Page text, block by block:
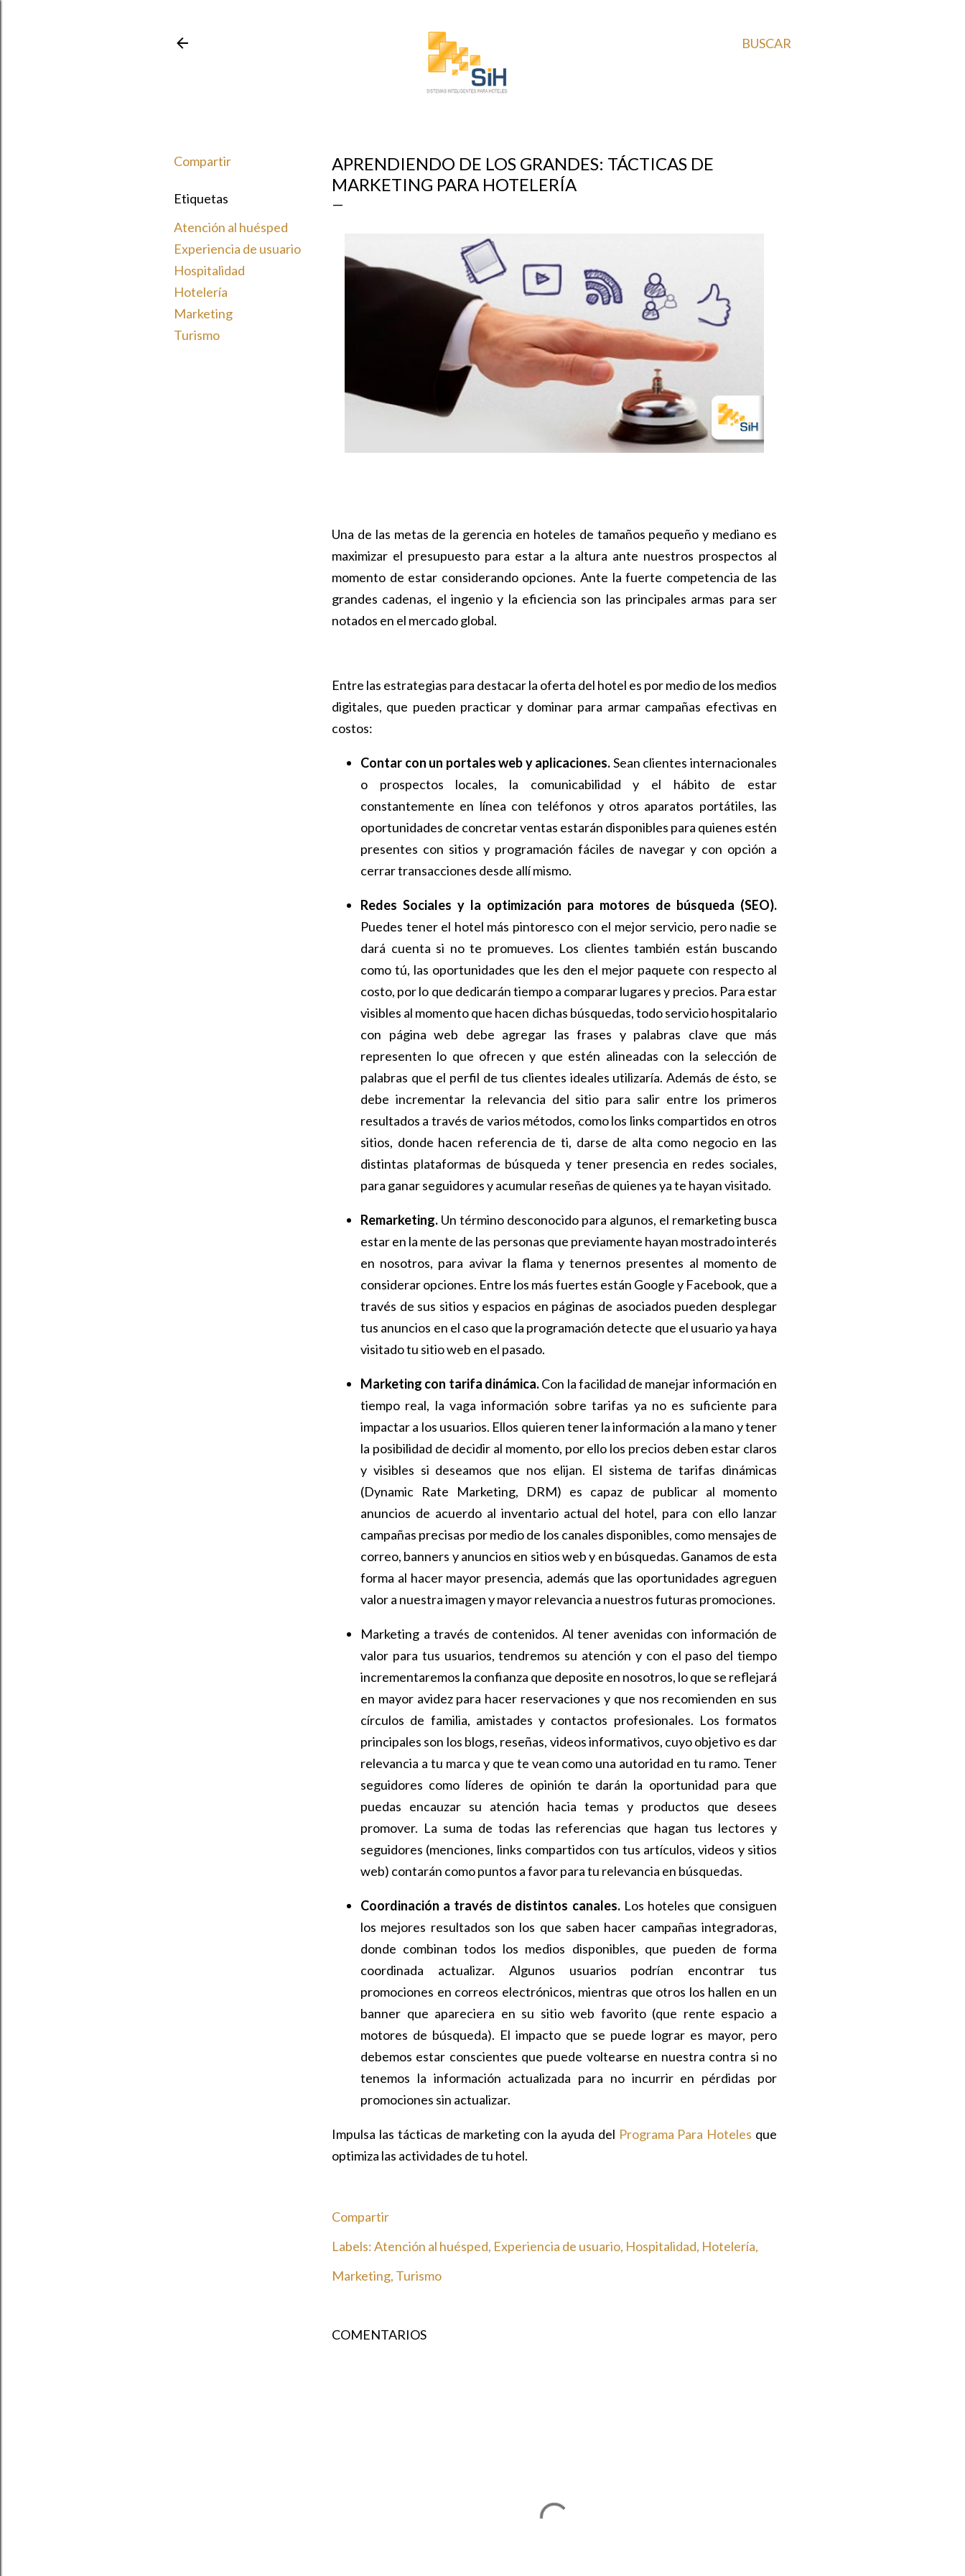
BUSCAR
Compartir
Etiquetas
Atención al huésped
Experiencia de usuario
Hospitalidad
Hotelería
Marketing
Turismo
APRENDIENDO DE LOS GRANDES: TÁCTICAS DE
MARKETING PARA HOTELERÍA
Una de las metas de la gerencia en hoteles de tamaños pequeño y mediano es
maximizar el presupuesto para estar a la altura ante nuestros prospectos al
momento de estar considerando opciones. Ante la fuerte competencia de las
grandes cadenas, el ingenio y la eficiencia son las principales armas para ser
notados en el mercado global.
Entre las estrategias para destacar la oferta del hotel es por medio de los medios
digitales, que pueden practicar y dominar para armar campañas efectivas en
costos:
Contar con un portales web y aplicaciones.Sean clientes internacionales
o prospectos locales, la comunicabilidad y el hábito de estar
constantemente en línea con teléfonos y otros aparatos portátiles, las
oportunidades de concretar ventas estarán disponibles para quienes estén
presentes con sitios y programación fáciles de navegar y con opción a
cerrar transacciones desde allí mismo.
Redes Sociales y la optimización para motores de búsqueda (SEO).
Puedes tener el hotel más pintoresco con el mejor servicio, pero nadie se
dará cuenta si no te promueves. Los clientes también están buscando
como tú, las oportunidades que les den el mejor paquete con respecto al
costo, por lo que dedicarán tiempo a comparar lugares y precios. Para estar
visibles al momento que hacen dichas búsquedas, todo servicio hospitalario
con página web debe agregar las frases y palabras clave que más
representen lo que ofrecen y que estén alineadas con la selección de
palabras que el perfil de tus clientes ideales utilizaría. Además de ésto, se
debe incrementar la relevancia del sitio para salir entre los primeros
resultados a través de varios métodos, como los links compartidos en otros
sitios, donde hacen referencia de ti, darse de alta como negocio en las
distintas plataformas de búsqueda y tener presencia en redes sociales,
para ganar seguidores y acumular reseñas de quienes ya te hayan visitado.
Remarketing. Un término desconocido para algunos, el remarketing busca
estar en la mente de las personas que previamente hayan mostrado interés
en nosotros, para avivar la flama y tenernos presentes al momento de
considerar opciones. Entre los más fuertes están Google y Facebook, que a
través de sus sitios y espacios en páginas de asociados pueden desplegar
tus anuncios en el caso que la programación detecte que el usuario ya haya
visitado tu sitio web en el pasado.
Marketing con tarifa dinámica.Con la facilidad de manejar información en
tiempo real, la vaga información sobre tarifas ya no es suficiente para
impactar a los usuarios. Ellos quieren tener la información a la mano y tener
la posibilidad de decidir al momento, por ello los precios deben estar claros
y visibles si deseamos que nos elijan. El sistema de tarifas dinámicas
(Dynamic Rate Marketing, DRM) es capaz de publicar al momento
anuncios de acuerdo al inventario actual del hotel, para con ello lanzar
campañas precisas por medio de los canales disponibles, como mensajes de
correo, banners y anuncios en sitios web y en búsquedas. Ganamos de esta
forma al hacer mayor presencia, además que las oportunidades agreguen
valor a nuestra imagen y mayor relevancia a nuestros futuras promociones.
Marketing a través de contenidos. Al tener avenidas con información de
valor para tus usuarios, tendremos su atención y con el paso del tiempo
incrementaremos la confianza que deposite en nosotros, lo que se reflejará
en mayor avidez para hacer reservaciones y que nos recomienden en sus
círculos de familia, amistades y contactos profesionales. Los formatos
principales son los blogs, reseñas, videos informativos, cuyo objetivo es dar
relevancia a tu marca y que te vean como una autoridad en tu ramo. Tener
seguidores como líderes de opinión te darán la oportunidad para que
puedas encauzar su atención hacia temas y productos que desees
promover. La suma de todas las referencias que hagan tus lectores y
seguidores (menciones, links compartidos con tus artículos, videos y sitios
web) contarán como puntos a favor para tu relevancia en búsquedas.
Coordinación a través de distintos canales.Los hoteles que consiguen
los mejores resultados son los que saben hacer campañas integradoras,
donde combinan todos los medios disponibles, que pueden de forma
coordinada actualizar. Algunos usuarios podrían encontrar tus
promociones en correos electrónicos, mientras que otros los hallen en un
banner que apareciera en su sitio web favorito (que rente espacio a
motores de búsqueda). El impacto que se puede lograr es mayor, pero
debemos estar conscientes que puede voltearse en nuestra contra si no
tenemos la información actualizada para no incurrir en pérdidas por
promociones sin actualizar.
Impulsa las tácticas de marketing con la ayuda del Programa Para Hoteles que
optimiza las actividades de tu hotel.
Compartir
Labels:Atención al huésped Experiencia de usuario Hospitalidad Hotelería
Marketing Turismo
COMENTARIOS